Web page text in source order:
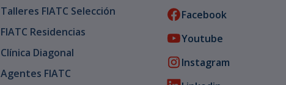
Talleres FIATC Selección
FIATC Residencias
Clínica Diagonal
Agentes FIATC
Facebook
Youtube
Instagram